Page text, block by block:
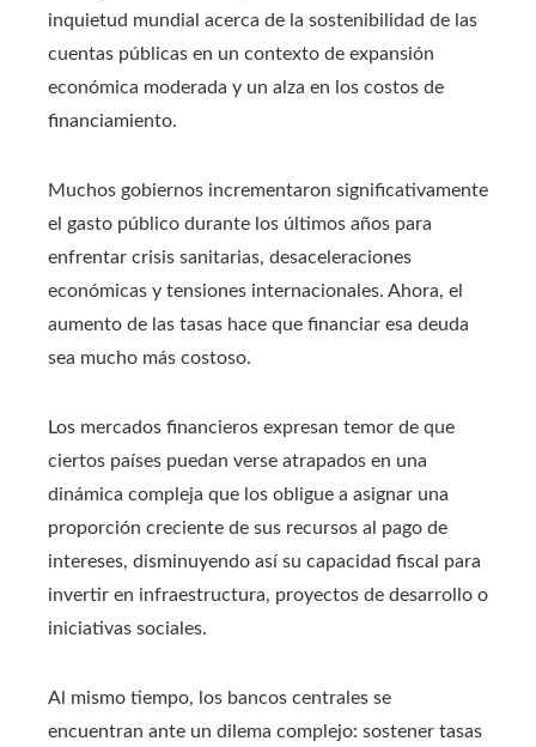
inquietud mundial acerca de la sostenibilidad de las
cuentas públicas en un contexto de expansión
económica moderada y un alza en los costos de
financiamiento.
Muchos gobiernos incrementaron significativamente
el gasto público durante los últimos años para
enfrentar crisis sanitarias, desaceleraciones
económicas y tensiones internacionales. Ahora, el
aumento de las tasas hace que financiar esa deuda
sea mucho más costoso.
Los mercados financieros expresan temor de que
ciertos países puedan verse atrapados en una
dinámica compleja que los obligue a asignar una
proporción creciente de sus recursos al pago de
intereses, disminuyendo así su capacidad fiscal para
invertir en infraestructura, proyectos de desarrollo o
iniciativas sociales.
Al mismo tiempo, los bancos centrales se
encuentran ante un dilema complejo: sostener tasas